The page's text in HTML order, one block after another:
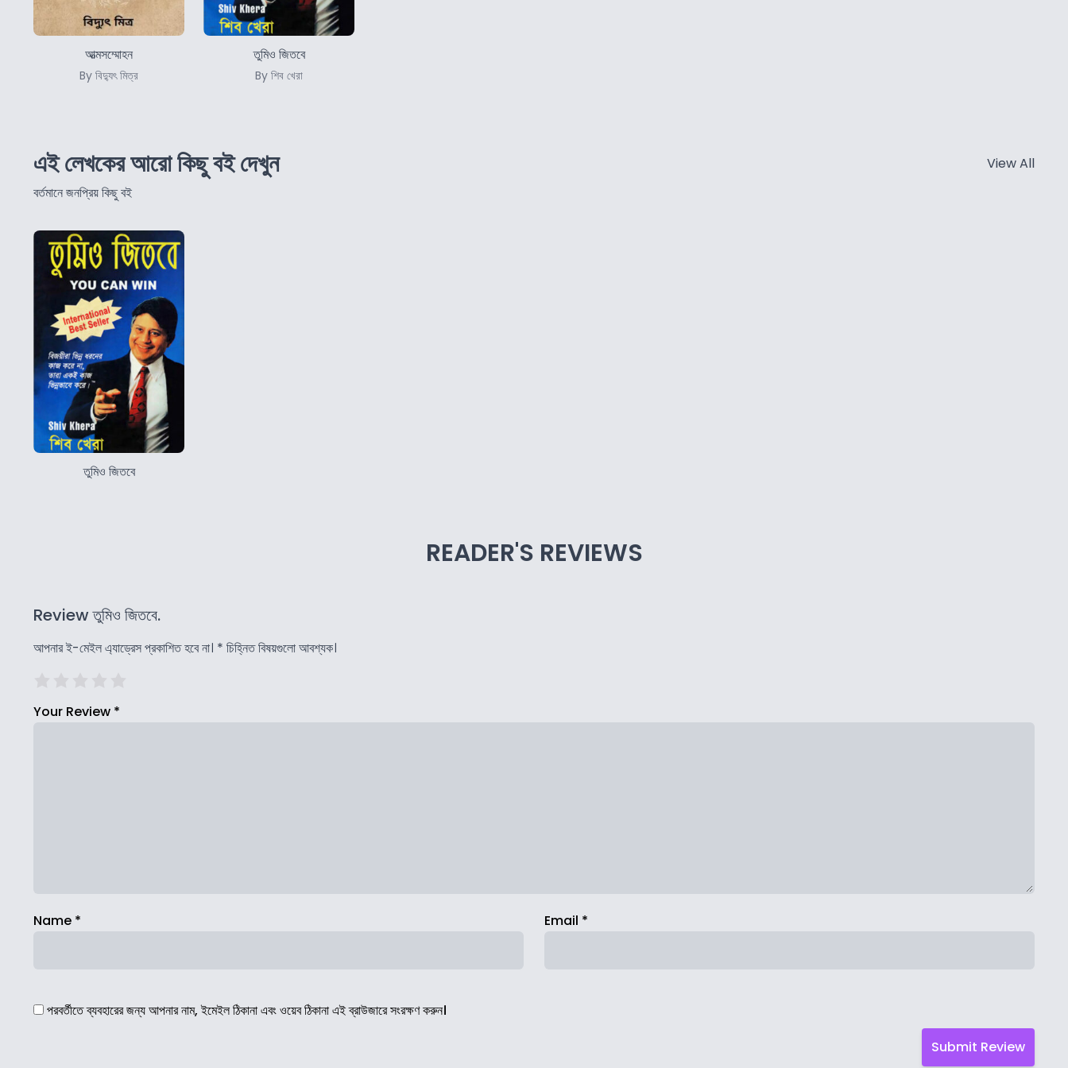
আত্মসম্মোহন
By বিদ্যুৎ মিত্র
তুমিও জিতবে
By শিব খেরা
এই লেখকের আরো কিছু বই দেখুন
বর্তমানে জনপ্রিয় কিছু বই
View All
তুমিও জিতবে
READER'S REVIEWS
Review তুমিও জিতবে.
আপনার ই-মেইল এ্যাড্রেস প্রকাশিত হবে না। * চিহ্নিত বিষয়গুলো আবশ্যক।
Your Review *
Name * Email *
পরবর্তীতে ব্যবহারের জন্য আপনার নাম, ইমেইল ঠিকানা এবং ওয়েব ঠিকানা এই ব্রাউজারে সংরক্ষণ করুন।